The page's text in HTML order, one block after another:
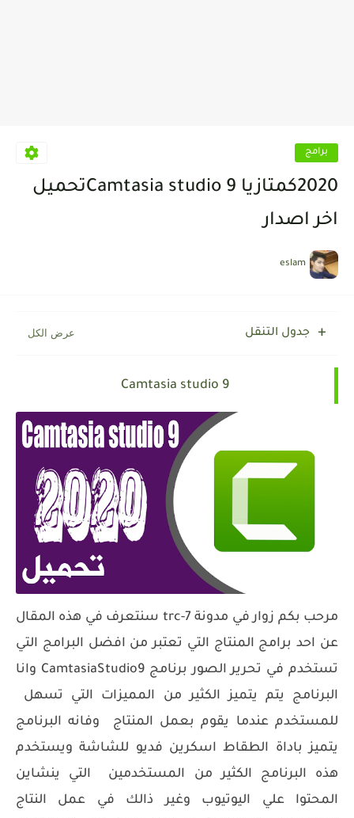
برامج
2020كمتازيا Camtasia studio 9تحميل
اخر اصدار
eslam
جدول التنقل
Camtasia studio 9
مرحب بكم زوار في مدونة trc-7 سنتعرف في هذه المقال
عن احد برامج المنتاج التي تعتبر من افضل البرامج التي
تستخدم في تحرير الصور برنامج CamtasiaStudio9 وانا
البرنامج يتم يتميز الكثير من المميزات التي تسهل
للمستخدم عندما يقوم بعمل المنتاج وفانه البرنامج
يتميز باداة الطقاط اسكرين فديو للشاشة ويستخدم
هذه البرنامج الكثير من المستخدمين التي ينشاين
المحتوا علي اليوتيوب وغير ذالك في عمل النتاج